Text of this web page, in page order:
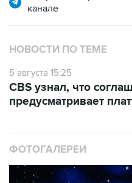
канале
НОВОСТИ ПО ТЕМЕ
5 августа 15:25
CBS узнал, что
предусматривает
ФОТОГАЛЕРЕИ